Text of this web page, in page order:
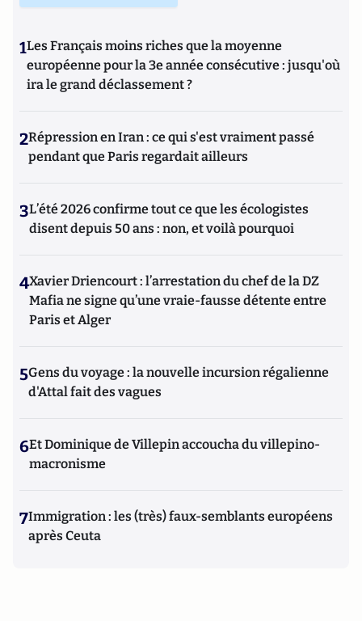
1Les Français moins riches que la moyenne
européenne pour la 3e année consécutive : jusqu'où
ira le grand déclassement ?
2Répression en Iran : ce qui s'est vraiment passé
pendant que Paris regardait ailleurs
3L’été 2026 confirme tout ce que les écologistes
disent depuis 50 ans : non, et voilà pourquoi
4Xavier Driencourt : l’arrestation du chef de la DZ
Mafia ne signe qu’une vraie-fausse détente entre
Paris et Alger
5Gens du voyage : la nouvelle incursion régalienne
d'Attal fait des vagues
6Et Dominique de Villepin accoucha du villepino-
macronisme
7Immigration : les (très) faux-semblants européens
après Ceuta